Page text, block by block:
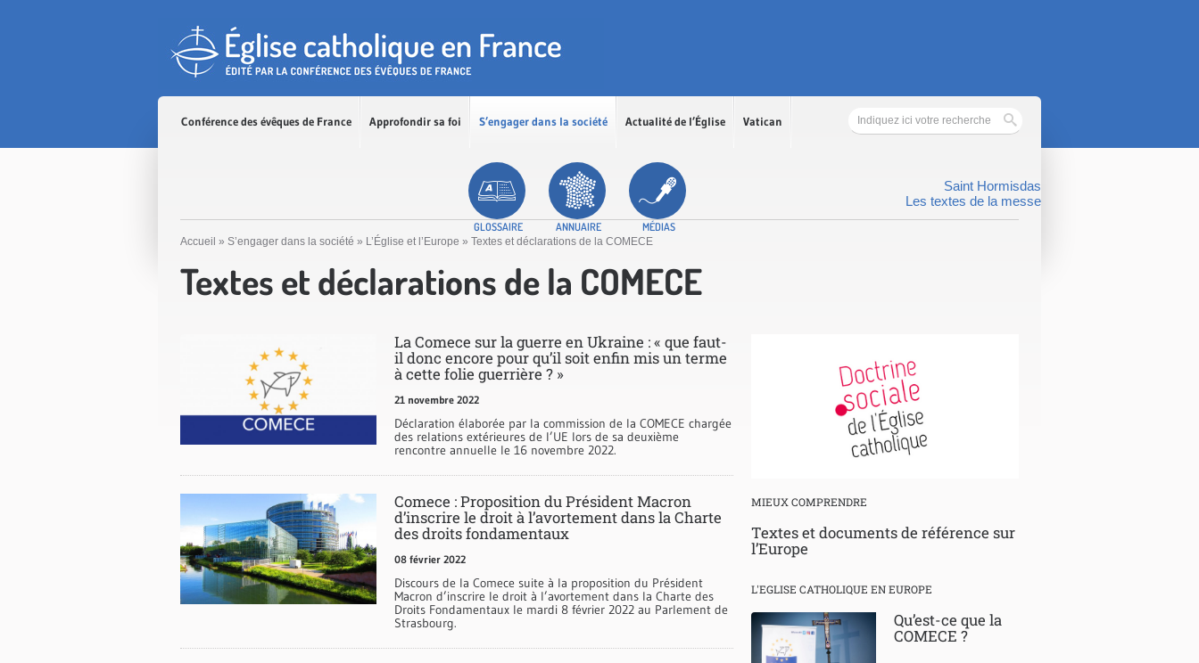
Conférence des évêques de France Approfondir sa foi S’engager dans la société Actualité de l’Église Vatican
GLOSSAIRE ANNUAIRE MÉDIAS
Saint Hormisdas
Les textes de la messe
Accueil » S’engager dans la société » L’Église et l’Europe » Textes et déclarations de la COMECE
Textes et déclarations de la COMECE
La Comece sur la guerre en Ukraine : « que faut-
il donc encore pour qu’il soit enfin mis un terme
à cette folie guerrière ? »
21 novembre 2022
Déclaration élaborée par la commission de la COMECE chargée
des relations extérieures de l’UE lors de sa deuxième
rencontre annuelle le 16 novembre 2022.
Comece : Proposition du Président Macron
d’inscrire le droit à l’avortement dans la Charte
des droits fondamentaux
08 février 2022
Discours de la Comece suite à la proposition du Président
Macron d’inscrire le droit à l’avortement dans la Charte des
Droits Fondamentaux le mardi 8 février 2022 au Parlement de
Strasbourg.
MIEUX COMPRENDRE
Textes et documents de référence sur
l’Europe
L'EGLISE CATHOLIQUE EN EUROPE
Qu’est-ce que la
COMECE ?